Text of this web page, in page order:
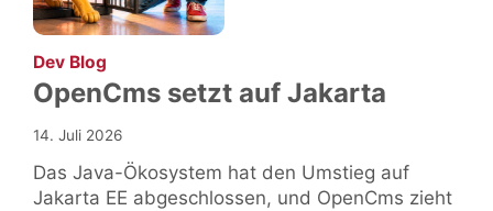
Dev Blog
OpenCms setzt auf Jakarta
14. Juli 2026
Das Java-Ökosystem hat den Umstieg auf
Jakarta EE abgeschlossen, und OpenCms zieht